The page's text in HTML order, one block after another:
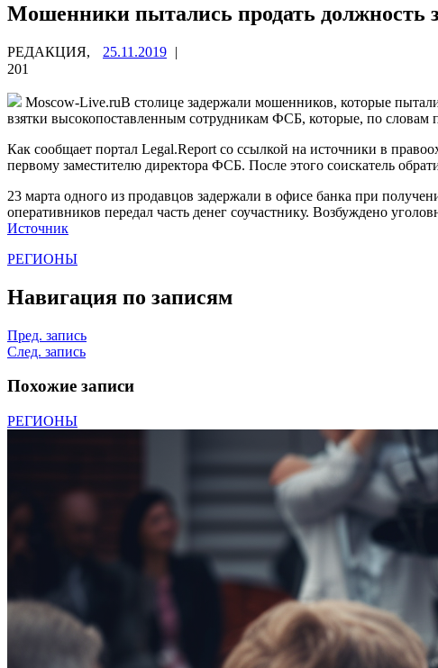
Мошенники пытались продать должность
РЕДАКЦИЯ, 25.11.2019 |
201
Moscow-Live.ruВ столице задержали мошенников, которые
взятки высокопоставленным сотрудникам ФСБ, которые, по
Как сообщает портал Legal.Report со ссылкой на источники в
первому заместителю директора ФСБ. После этого соискатель
23 марта одного из продавцов задержали в офисе банка при
оперативников передал часть денег соучастнику. Возбуждено
Источник
РЕГИОНЫ
Навигация по записям
Пред. запись
След. запись
Похожие записи
РЕГИОНЫ